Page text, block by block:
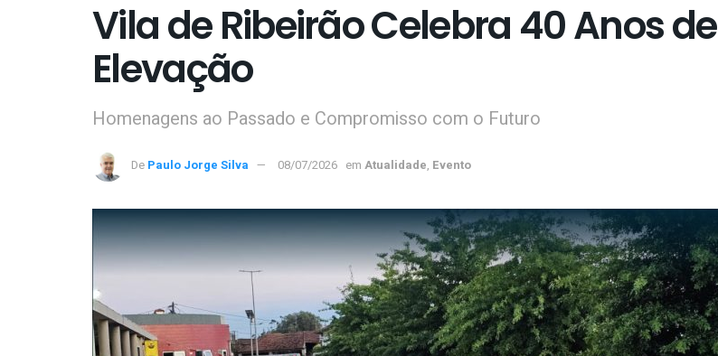
Vila de Ribeirão Celebra 40 Anos de
Elevação
Homenagens ao Passado e Compromisso com o Futuro
De Paulo Jorge Silva 08/07/2026 em Atualidade, Evento